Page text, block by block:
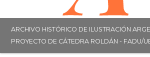
ARCHIVO HISTÓRICO DE ILUSTRACIÓN
PROYECTO DE CÁTEDRA ROLDÁN - FADU/